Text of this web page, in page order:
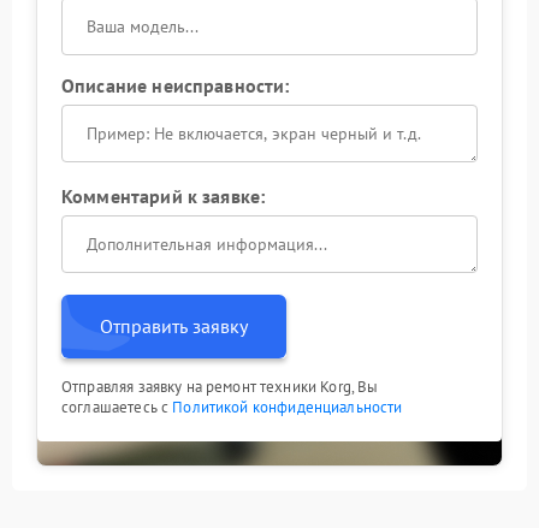
Описание неисправности:
Комментарий к заявке:
Отправить заявку
Отправляя заявку на ремонт техники Korg, Вы
соглашаетесь с Политикой конфиденциальности